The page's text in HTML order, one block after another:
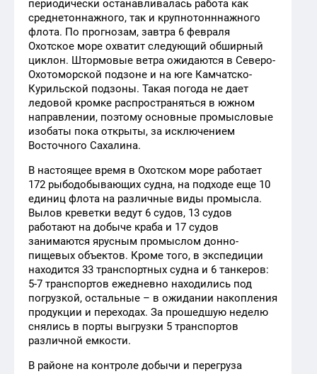
периодически останавливалась работа как
среднетоннажного, так и крупнотонннажного
флота. По прогнозам, завтра 6 февраля
Охотское море охватит следующий обширный
циклон. Штормовые ветра ожидаются в Северо-
Охотоморской подзоне и на юге Камчатско-
Курильской подзоны. Такая погода не дает
ледовой кромке распространяться в южном
направлении, поэтому основные промысловые
изобаты пока открыты, за исключением
Восточного Сахалина.
В настоящее время в Охотском море работает
172 рыбодобывающих судна, на подходе еще 10
единиц флота на различные виды промысла.
Вылов креветки ведут 6 судов, 13 судов
работают на добыче краба и 17 судов
занимаются ярусным промыслом донно-
пищевых объектов. Кроме того, в экспедиции
находится 33 транспортных судна и 6 танкеров:
5-7 транспортов ежедневно находились под
погрузкой, остальные – в ожидании накопления
продукции и переходах. За прошедшую неделю
снялись в порты выгрузки 5 транспортов
различной емкости.
В районе на контроле добычи и перегруза